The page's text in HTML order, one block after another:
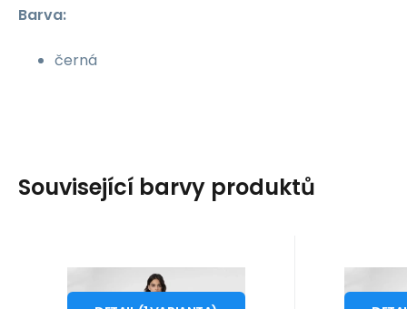
Barva:
černá
Související barvy produktů
Dámské šaty W
i476_968594
4FSS23TDREF05081S
od369Kč
10 - 14 dnů
XL